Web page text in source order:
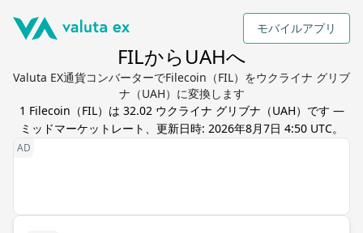
モバイルアプリ
FILからUAHへ
Valuta EX通貨コンバーターでFilecoin（FIL）をウクライナ グリブ
ナ（UAH）に変換します
1 Filecoin （FIL）は 32.02 ウクライナ グリブナ （UAH）です —
ミッドマーケットレート、更新日時: 2026年8月7日 4:50 UTC。